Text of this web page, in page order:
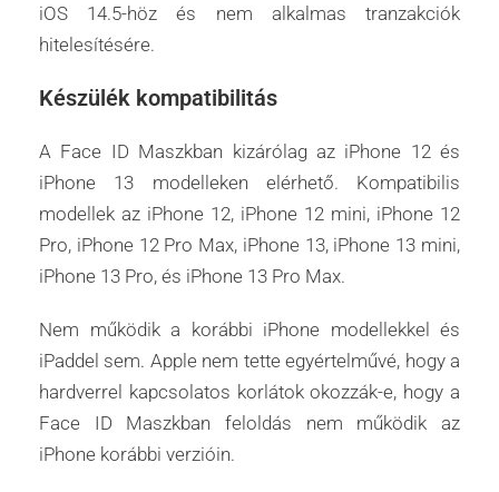
iOS 14.5-höz és nem alkalmas tranzakciók
hitelesítésére.
Készülék kompatibilitás
A Face ID Maszkban kizárólag az iPhone 12 és
iPhone 13 modelleken elérhető. Kompatibilis
modellek az ‌iPhone 12‌, iPhone 12 mini, ‌iPhone 12‌
Pro, iPhone 12 Pro Max, ‌iPhone 13‌, ‌iPhone 13‌ mini,
iPhone 13 Pro, és ‌iPhone 13 Pro‌ Max.
Nem működik a korábbi iPhone modellekkel és
iPaddel sem. Apple nem tette egyértelművé, hogy a
hardverrel kapcsolatos korlátok okozzák-e, hogy a
Face ID Maszkban feloldás nem működik az
iPhone korábbi verzióin.